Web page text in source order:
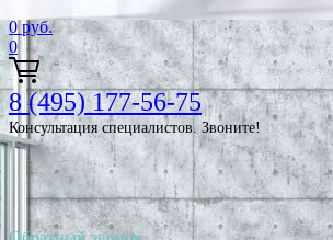
0 руб.
0
8 (495) 177-56-75
Консультация специалистов. Звоните!